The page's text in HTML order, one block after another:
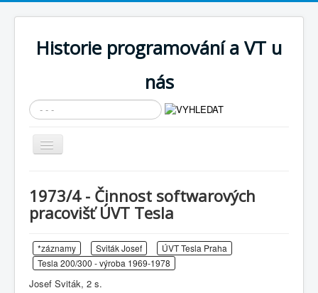
Historie programování a VT u
nás
Vyhledávání...
Přepnout
navigaci
Cíle expozice
Současnost SW a IT
1973/4 - Činnost softwarových
pracovišť ÚVT Tesla
*záznamy Sviták Josef
ÚVT Tesla Praha
Tesla 200/300 - výroba 1969-1978
Josef Sviták, 2 s.